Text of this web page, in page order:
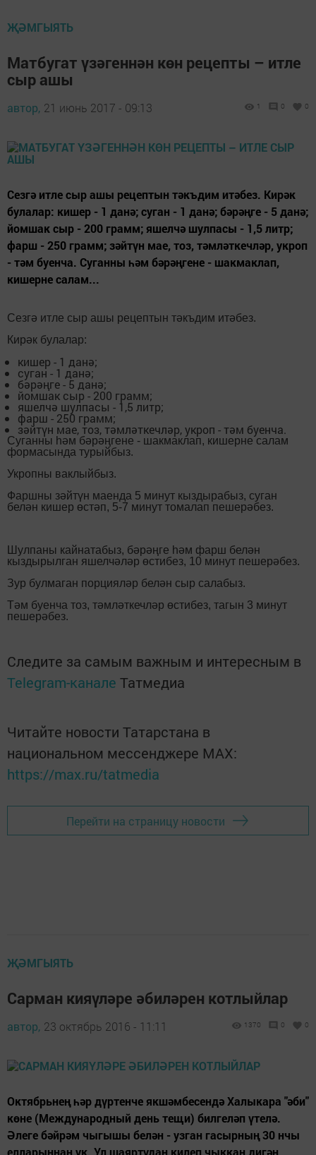
ҖӘМГЫЯТЬ
Матбугат үзәгеннән көн рецепты – итле
сыр ашы
автор, 21 июнь 2017 - 09:13 1 0 0
Сезгә итле сыр ашы рецептын тәкъдим итәбез. Кирәк
булалар: кишер - 1 данә; суган - 1 данә; бәрәңге - 5 данә;
йомшак сыр - 200 грамм; яшелчә шулпасы - 1,5 литр;
фарш - 250 грамм; зәйтүн мае, тоз, тәмләткечләр, укроп
- тәм буенча. Суганны һәм бәрәңгене - шакмаклап,
кишерне салам...
Сезгә итле сыр ашы рецептын тәкъдим итәбез.
Кирәк булалар:
кишер - 1 данә;
суган - 1 данә;
бәрәңге - 5 данә;
йомшак сыр - 200 грамм;
яшелчә шулпасы - 1,5 литр;
фарш - 250 грамм;
зәйтүн мае, тоз, тәмләткечләр, укроп - тәм буенча.
Суганны һәм бәрәңгене - шакмаклап, кишерне салам
формасында турыйбыз.
Укропны ваклыйбыз.
Фаршны зәйтүн маенда 5 минут кыздырабыз, суган
белән кишер өстәп, 5-7 минут томалап пешерәбез.
Шулпаны кайнатабыз, бәрәңге һәм фарш белән
кыздырылган яшелчәләр өстибез, 10 минут пешерәбез.
Зур булмаган порцияләр белән сыр салабыз.
Тәм буенча тоз, тәмләткечләр өстибез, тагын 3 минут
пешерәбез.
Следите за самым важным и интересным в
Telegram-канале Татмедиа
Читайте новости Татарстана в
национальном мессенджере MАХ:
https://max.ru/tatmedia
Перейти на страницу новости
ҖӘМГЫЯТЬ
Сарман кияүләре әбиләрен котлыйлар
автор, 23 октябрь 2016 - 11:11 1370 0 0
Октябрьнең һәр дүртенче якшәмбесендә Халыкара "әби"
көне (Международный день тещи) билгеләп үтелә.
Әлеге бәйрәм чыгышы белән - узган гасырның 30 нчы